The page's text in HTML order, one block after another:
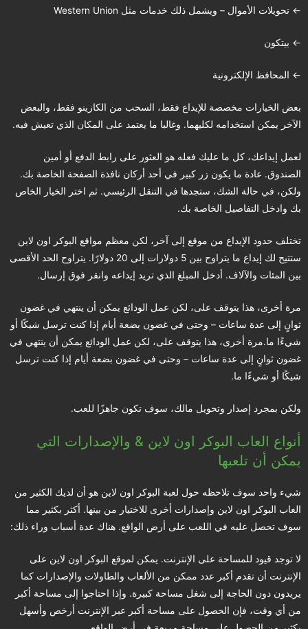
← تحويلات الأموال – ويشمل ذلك خدمات مثل Western Union
← بيتكون
← المحافظ الإلكترونية
بعض الخيارات مخصصة للإيداع فقط، السحب من الكازينو فقط، والبعض
الآخر يمكن استخدامه لكليهما. وغالبا ما يعتمد على المكان الذي تعيش فيه.
لعمل إيداعك، كل ما عليك فعله هو العثور على رابط الدفع أو أمين
الصندوق. عادة ما يكون زر كبير في أحد أركان نافذة الصفحة الخاصة بك.
ولكن، في حالة الشك، ستجدها في التنقل الرئيسي. ثم اختر الخيار الخاص
بك وادخل التفاصيل الخاصة بك.
تختلف حدود الإيداع من موقع إلى آخر، لكن معظم مواقع البوكر اون لاين
ستتيح لك إيداع ما يتراوح بين 5 دولارات إلى 20 دولارًا. يتراوح الحد الأقصى
بين المئات والآلاف. أدخل المبلغ الذي تريد إيداعه وانقر فوق إرسال.
مرة أخرى، هذا يتوقف على، لكن عمل الودائع يمكن أن ينتهي في غضون
ثوانٍ إلى عدة ساعات – وحتى في غضون بضعة أيام إذا كنت ترسل شيكًا أو
شيءًا ما.مرة أخرى، هذا يتوقف على، لكن عمل الودائع يمكن أن ينتهي في
غضون ثوانٍ إلى عدة ساعات – وحتى في غضون بضعة أيام إذا كنت ترسل
شيكًا أو شيءًا ما.
ولكن بمجرد إصدار وتحويل مالك، سوف تكون جاهزًا للعب.
أنواع العاب البوكر اون لاين & والإصدارات التي
يمكن أن تلعبها
شيء واحد سوف تلاحظه حول لعبة البوكر اون لاين هو أن لديك الكثير من
العاب البوكر اون لاين وإصدارات أخرى للاختيار من بينها. أكثر بكثير مما
سوف تحصل عليه في اللعب على أرض الواقع. هناك عدة أسباب وراء ذلك:
لا توجد قيود للمساحة على الإنترنت. يمكن لموقع البوكر اون لاين على
الإنترنت أن تقدم أكبر عدد ممكن من الألعاب والطاولات والإصدارات كما
يريدون دون الحاجة إلى شغل مساحة كبيرة. وإذا احتاجوا إلى مساحة أكبر
من أي وقت، فإن الحصول على مساحة أكبر عبر الإنترنت أرخص وأسهل